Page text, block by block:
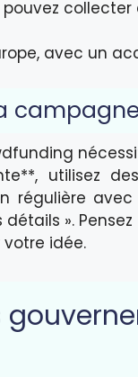
pouvez
avec un
utilisez
régulière
détails ».
idée.